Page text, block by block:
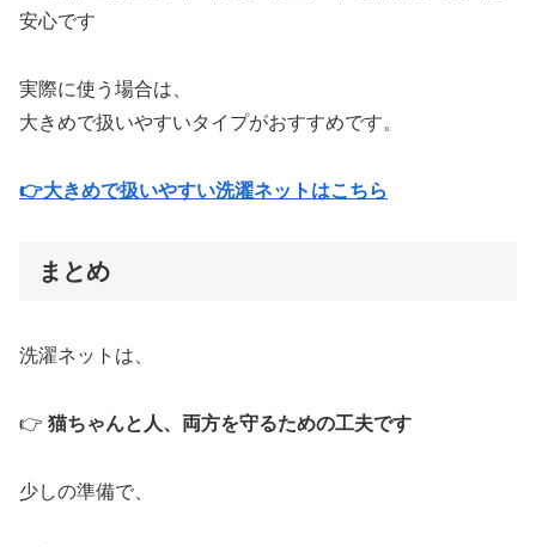
安心です
実際に使う場合は、
大きめで扱いやすいタイプがおすすめです。
👉大きめで扱いやすい洗濯ネットはこちら
まとめ
洗濯ネットは、
👉 猫ちゃんと人、両方を守るための工夫です
少しの準備で、